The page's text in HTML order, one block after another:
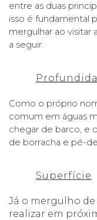
entre as duas
isso é fundamental
mergulhar ao visitar
a seguir:
Como o próprio
comum em águas
chegar de barco, e
de borracha e pé-
Superfície
Já o mergulho
realizar em